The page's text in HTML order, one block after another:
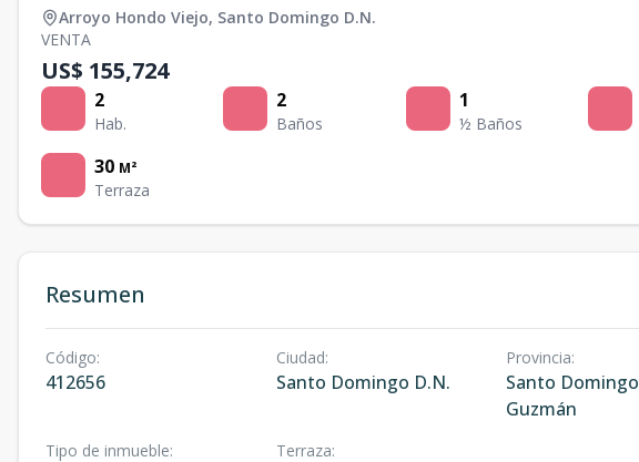
Arroyo Hondo Viejo, Santo Domingo D.N.
VENTA
US$ 155,724
2
Hab.
2
Baños
1
½ Baños
30 M²
Terraza
Resumen
Código:
412656
Ciudad:
Santo Domingo D.N.
Provincia:
Santo
Guzmán
Tipo de inmueble: Terraza: